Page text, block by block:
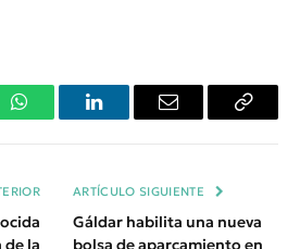
WhatsAppLinkedInEmail
Copiar
de la
ARTÍCULO SIGUIENTE
Gáldar habilita una nueva
bolsa de aparcamiento en